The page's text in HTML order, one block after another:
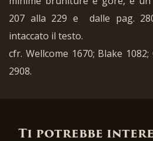
207 alla 229 e dalle pag.
intaccato il testo.
cfr. Wellcome 1670; Blake
2908.
Ti potrebbe